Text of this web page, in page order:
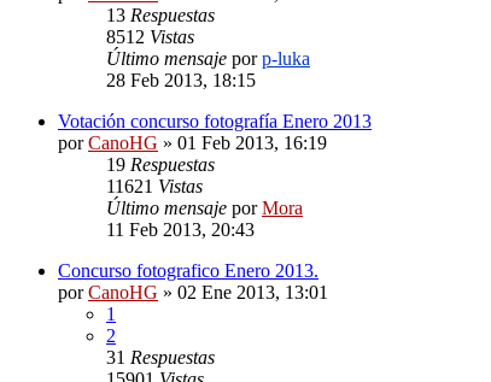
13 Respuestas
8512 Vistas
Último mensaje porp-luka
28 Feb 2013, 18:15
Votación concurso fotografía Enero 2013
porCanoHG » 01 Feb 2013, 16:19
19 Respuestas
11621 Vistas
Último mensaje porMora
11 Feb 2013, 20:43
Concurso fotografico Enero 2013.
porCanoHG » 02 Ene 2013, 13:01
1
2
31 Respuestas